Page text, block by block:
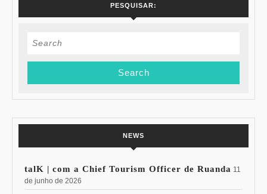
PESQUISAR:
Search
NEWS
talK | com a Chief Tourism Officer de Ruanda 11
de junho de 2026